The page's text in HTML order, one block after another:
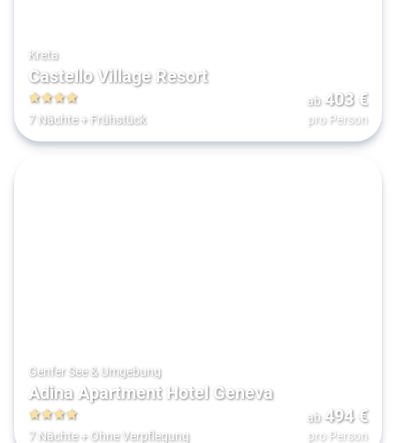
Kreta
Castello Village Resort
7 Nächte+ Frühstück
ab 403€
pro Person
Genfer See & Umgebung
Adina Apartment Hotel Geneva
7 Nächte+ Ohne Verpflegung
ab 494€
pro Person